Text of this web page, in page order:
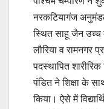
नरकटियागंज
स्थित साहू जैन उच्च
लौरिया व रामनगर
पदस्थापित
पंडित ने शिक्षा के
किया। ऐसे में